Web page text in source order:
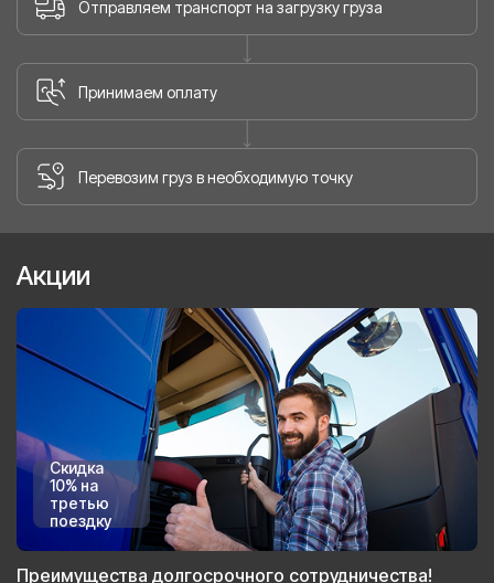
Отправляем транспорт на загрузку груза
Принимаем оплату
Перевозим груз в необходимую точку
Акции
Скидка
10% на
третью
поездку
Преимущества долгосрочного сотрудничества!